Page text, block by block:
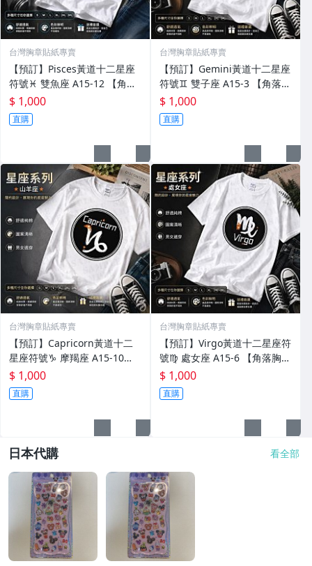
台灣胸章貼紙專賣
【預訂】Pisces黃道十二星座
符號♓︎ 雙魚座 A15-12 【角落
胸章】T恤 大尺碼 獨家款式 台
灣品牌穿搭
$ 1,000
直購
台灣胸章貼紙專賣
【預訂】Gemini黃道十二星座
符號♊︎ 雙子座 A15-3 【角落胸
章】T恤 大尺碼 獨家款式 台灣
品牌穿搭
$ 1,000
直購
台灣胸章貼紙專賣
【預訂】Capricorn黃道十二
星座符號♑︎ 摩羯座 A15-10
【角落胸章】T恤 大尺碼 獨家
款式 台灣品牌穿搭
$ 1,000
直購
台灣胸章貼紙專賣
【預訂】Virgo黃道十二星座符
號♍︎ 處女座 A15-6 【角落胸
章】T恤 大尺碼 獨家款式 台灣
品牌穿搭
$ 1,000
直購
日本代購 看全部